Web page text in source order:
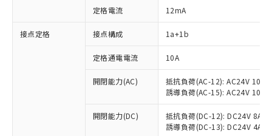
定格電流 12mA
接点定格 接点構成 1a+1b
定格通電電流 10A
開閉能力(AC)
抵抗負荷(AC-12): AC24V 10A/
誘導負荷(AC-15): AC24V
開閉能力(DC)
抵抗負荷(DC-12): DC24V 8A/
誘導負荷(DC-13): DC24V 4A/
ご利用条件
対応済み：EU RoHS指令（10物質）の
非含有に対応した製品が提供可能な商品で
対応予定：EU RoHS指令（10物質）の非含
有に対応した製品に切り替える予定のある